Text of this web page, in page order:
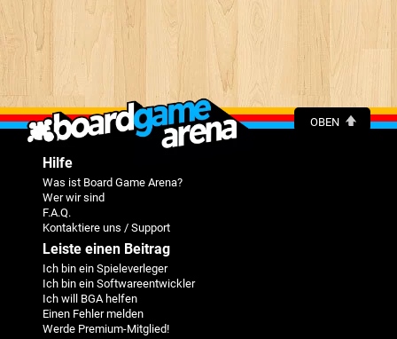
OBEN
Hilfe
Was ist Board Game Arena?
Wer wir sind
F.A.Q.
Kontaktiere uns / Support
Leiste einen Beitrag
Ich bin ein Spieleverleger
Ich bin ein Softwareentwickler
Ich will BGA helfen
Einen Fehler melden
Werde Premium-Mitglied!